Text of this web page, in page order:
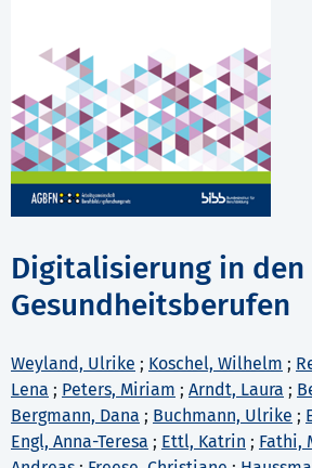
Digitalisierung in den
Gesundheitsberufen
Weyland, Ulrike ; Koschel, Wilhelm ;
Lena ; Peters, Miriam ; Arndt, Laura ;
Bergmann, Dana ; Buchmann, Ulrike ;
Engl, Anna-Teresa ; Ettl, Katrin ; Fathi,